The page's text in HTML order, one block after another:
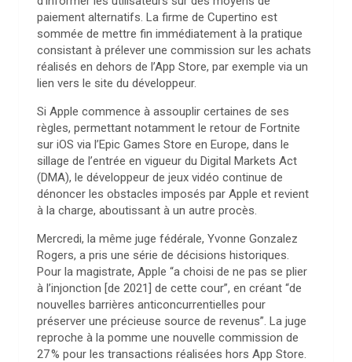
paiement alternatifs. La firme de Cupertino est
sommée de mettre fin immédiatement à la pratique
consistant à prélever une commission sur les achats
réalisés en dehors de l’App Store, par exemple via un
lien vers le site du développeur.
Si Apple commence à assouplir certaines de ses
règles, permettant notamment le retour de Fortnite
sur iOS via l’Epic Games Store en Europe, dans le
sillage de l’entrée en vigueur du Digital Markets Act
(DMA), le développeur de jeux vidéo continue de
dénoncer les obstacles imposés par Apple et revient
à la charge, aboutissant à un autre procès.
Mercredi, la même juge fédérale, Yvonne Gonzalez
Rogers, a pris une série de décisions historiques.
Pour la magistrate, Apple “a choisi de ne pas se plier
à l’injonction [de 2021] de cette cour”, en créant “de
nouvelles barrières anticoncurrentielles pour
préserver une précieuse source de revenus”. La juge
reproche à la pomme une nouvelle commission de
27 % pour les transactions réalisées hors App Store.